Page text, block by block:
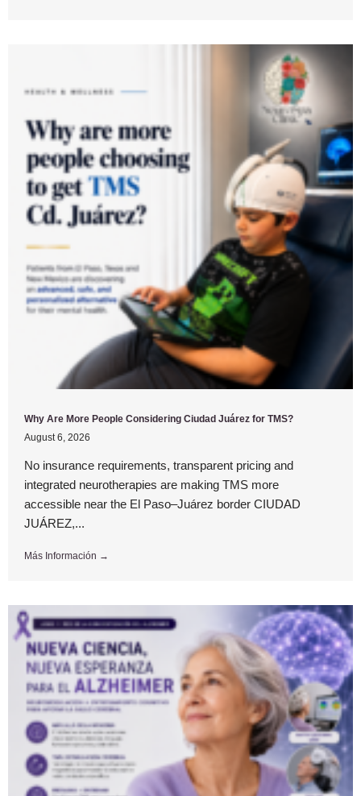
Why Are More People Considering Ciudad Juárez for TMS?
August 6, 2026
No insurance requirements, transparent pricing and
integrated neurotherapies are making TMS more
accessible near the El Paso–Juárez border CIUDAD
JUÁREZ,...
Más Información →